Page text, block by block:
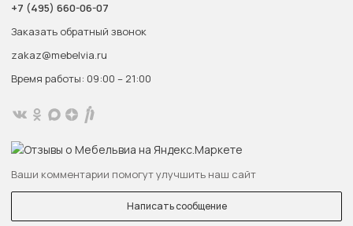
+7 (495) 660-06-07
Заказать обратный звонок
zakaz@mebelvia.ru
Время работы: 09:00 – 21:00
Ваши комментарии помогут улучшить наш сайт
Написать сообщение